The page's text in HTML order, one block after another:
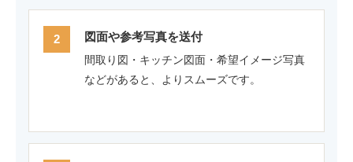
図面や参考写真を送付
間取り図・キッチン図面・希望イメージ写真
などがあると、よりスムーズです。